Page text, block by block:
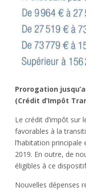
Prorogation
(Crédit d’Impôt
Le crédit d’impôt sur
favorables à la
l’habitation principale
2019. En outre, de
éligibles à ce
Nouvelles dépenses